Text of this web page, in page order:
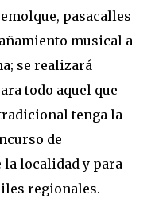
pasacalles
musical a
se realizará
todo aquel que
tenga la
de
localidad y para
regionales.